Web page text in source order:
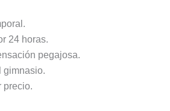
24 horas.
pegajosa.
gimnasio.
precio.